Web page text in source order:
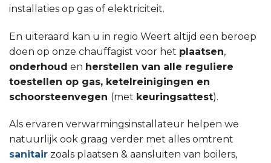
installaties op gas of elektriciteit.
En uiteraard kan u in regio Weert altijd een beroep
doen op onze chauffagist voor het plaatsen,
onderhoud en herstellen van alle reguliere
toestellen op gas, ketelreinigingen en
schoorsteenvegen (met keuringsattest).
Als ervaren verwarmingsinstallateur helpen we
natuurlijk ook graag verder met alles omtrent
sanitair zoals plaatsen & aansluiten van boilers,